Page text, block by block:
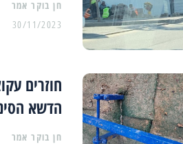
30/11/2023
חוזרים
הדשא